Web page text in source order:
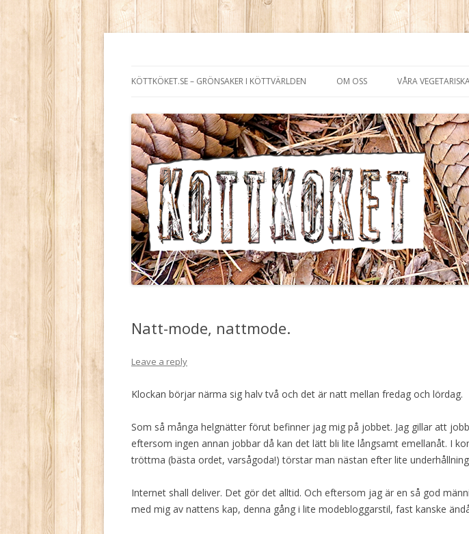
to
KÖTTKÖKET.SE – GRÖNSAKER I KÖTTVÄRLDEN OM OSS VÅRA
Natt-mode, nattmode.
Leave a reply
Klockan börjar närma sig halv två och det är natt mellan fredag och lördag.
Som så många helgnätter förut befinner jag mig på jobbet. Jag gillar att
eftersom ingen annan jobbar då kan det lätt bli lite långsamt emellanåt. I
tröttma (bästa ordet, varsågoda!) törstar man nästan efter lite
Internet shall deliver. Det gör det alltid. Och eftersom jag är en så god
med mig av nattens kap, denna gång i lite modebloggarstil, fast kanske